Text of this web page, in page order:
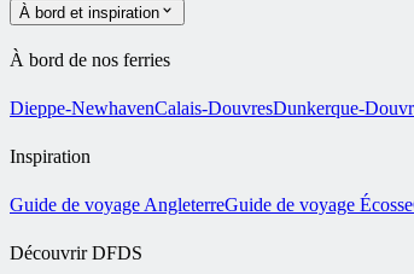
À bord et inspiration
À bord de nos ferries
Dieppe-NewhavenCalais-DouvresDunkerque-
Inspiration
Guide de voyage AngleterreGuide de voyage Écosse
Découvrir DFDS